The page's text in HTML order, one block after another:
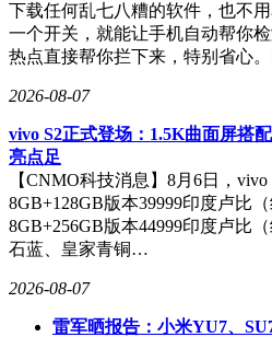
下载任何乱七八糟的软件，也不
一个开关，就能让手机自动帮你
热点直接帮你拦下来，特别省心
2026-08-07
vivo S2正式登场：1.5K曲面屏搭
亮点足
【CNMO科技消息】8月6日，
8GB+128GB版本39999印度卢比（
8GB+256GB版本44999印度卢比
石蓝、皇家青铜…
2026-08-07
雷军晒报告：小米YU7、